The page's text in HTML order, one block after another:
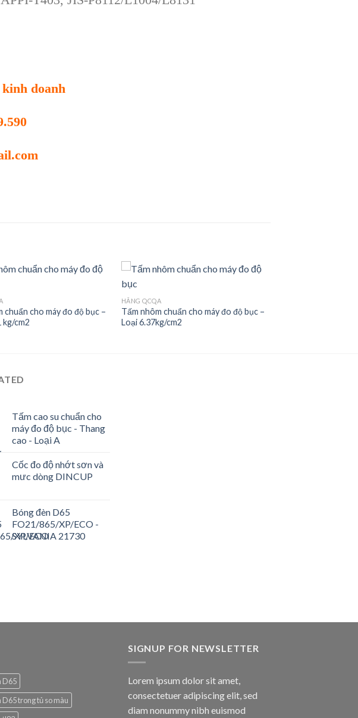
doanh
Add to
chuẩn cho máy đo độ bục –
kg/cm2
Add to
HÃNG QCQA
Tấm nhôm chuẩn cho máy đo độ bục –
Loại 6.37kg/cm2
Tấm cao su chuẩn cho
máy đo độ bục - Thang
cao - Loại A
Cốc đo độ nhớt sơn và
mưc dòng DINCUP
Bóng đèn D65
FO21/865/XP/ECO -
SYLVANIA 21730
D65
D65 trong tủ so màu
SIGNUP FOR NEWSLETTER
Lorem ipsum dolor sit amet,
consectetuer adipiscing elit, sed
diam nonummy nibh euismod